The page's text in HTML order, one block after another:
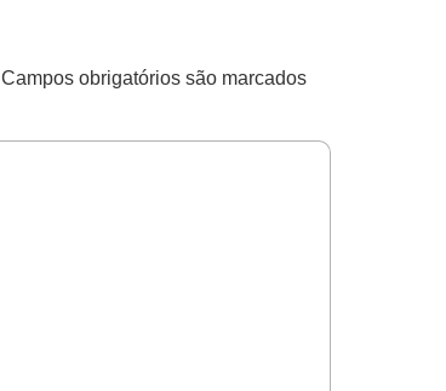
Campos obrigatórios são marcados